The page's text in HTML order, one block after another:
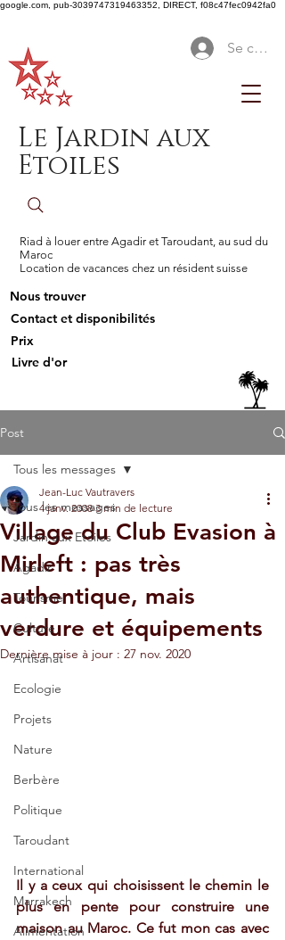
google.com, pub-3039747319463352, DIRECT, f08c47fec0942fa0
Se
Le Jardin aux
Etoiles
Riad à louer entre Agadir et Taroudant, au sud du
Maroc
Location de vacances chez un résident suisse
Nous trouver
Contact et disponibilités
Prix
Livre d'or
Post
Tous les messages
Jardin aux Etoiles
Agadir
Tourisme
Culture
Artisanat
Ecologie
Projets
Nature
Berbère
Politique
Taroudant
International
Marrakech
Alimentation
Tous les messages
Village du Club Evasion à
Mirleft : pas très
authentique, mais
verdure et équipements
Jean-Luc Vautravers
4 janv. 2008 3 min de lecture
Dernière mise à jour : 27 nov. 2020
Il y a ceux qui choisissent le chemin le
plus en pente pour construire une